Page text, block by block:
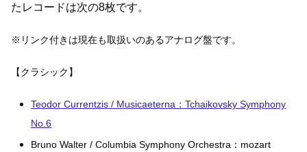
たレコードは次の8枚です。
※リンク付きは現在も取扱いのあるアナログ盤です。
【クラシック】
Teodor Currentzis / Musicaeterna：Tchaikovsky Symphony
No.6
Bruno Walter / Columbia Symphony Orchestra：mozart